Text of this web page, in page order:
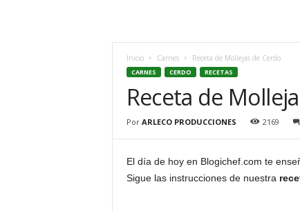
Inicio Carnes Receta de Mollejas de Cerdo
CARNES CERDO RECETAS
Receta de
Por ARLECO PRODUCCIONES 2169
El día de hoy en Blogichef.com te
Sigue las instrucciones de nuestra